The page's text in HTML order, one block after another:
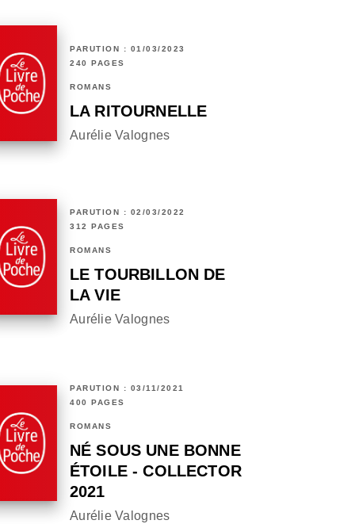
PARUTION : 01/03/2023
240 PAGES
ROMANS
LA RITOURNELLE
Aurélie Valognes
PARUTION : 02/03/2022
312 PAGES
ROMANS
LE TOURBILLON DE
LA VIE
Aurélie Valognes
PARUTION : 03/11/2021
400 PAGES
ROMANS
NÉ SOUS UNE BONNE
ÉTOILE - COLLECTOR
2021
Aurélie Valognes